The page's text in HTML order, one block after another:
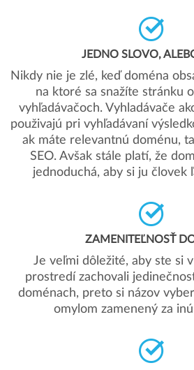
JEDNO SLOVO,
Nikdy nie je zlé, keď doména
na ktoré sa snažíte stránku
vyhľadávačoch. Vyhladávače
použivajú pri vyhľadávaní
ak máte relevantnú doménu,
SEO. Avšak stále platí, že
jednoduchá, aby si ju človek
ZAMENITEĽNOSŤ
Je veľmi dôležité, aby ste si
prostredí zachovali
doménach, preto si názov
omylom zamenený za